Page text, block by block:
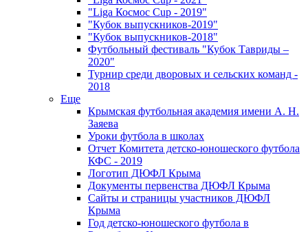
"Liga Космос Cup - 2019"
"Кубок выпускников-2019"
"Кубок выпускников-2018"
Футбольный фестиваль "Кубок Тавриды –
2020"
Турнир среди дворовых и сельских команд -
2018
Еще
Крымская футбольная академия имени А. Н.
Заяева
Уроки футбола в школах
Отчет Комитета детско-юношеского футбола
КФС - 2019
Логотип ДЮФЛ Крыма
Документы первенства ДЮФЛ Крыма
Сайты и страницы участников ДЮФЛ
Крыма
Год детско-юношеского футбола в